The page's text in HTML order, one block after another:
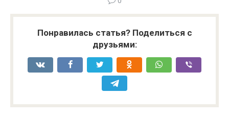
Понравилась статья? Поделиться с
друзьями: